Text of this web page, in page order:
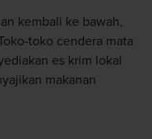
kembali ke bawah,
toko cendera mata
es krim lokal
makanan